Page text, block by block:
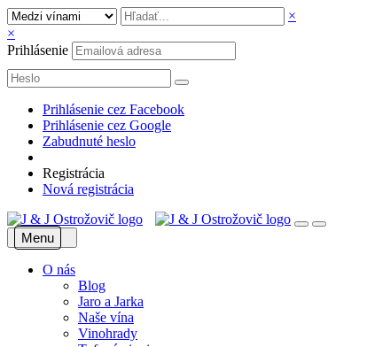
×
×
Prihlásenie
Prihlásenie cez Facebook
Prihlásenie cez Google
Zabudnuté heslo
Registrácia
Nová registrácia
Menu
O nás
Blog
Jaro a Jarka
Naše vína
Vinohrady